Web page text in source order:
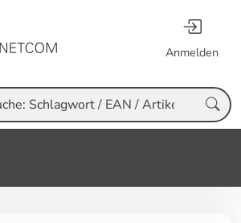
Anmelden